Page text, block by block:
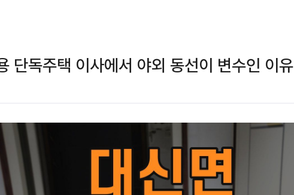
단독주택 이사에서 야외 동선이 변수인 이유